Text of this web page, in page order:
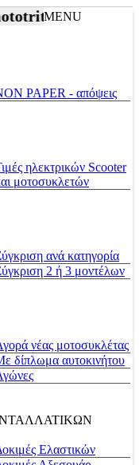
|Προϊόντα
MENU
PAPER - απόψεις
ηλεκτρικών Scooter
μοτοσυκλετών
ανά κατηγορία
2 ή 3 μοντέλων
νέας μοτοσυκλέτας
δίπλωμα αυτοκινήτου
Ελαστικών